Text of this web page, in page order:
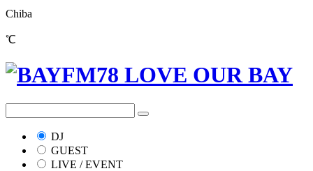
Chiba
℃
DJ
GUEST
LIVE / EVENT